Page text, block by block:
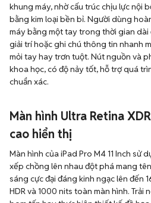
khung máy, nhờ cấu trúc chịu lực nội
bằng kim loại bền bỉ. Người dùng
máy bằng một tay trong thời gian dài
giải trí hoặc ghi chú thông tin nhanh
mỏi tay hay trơn tuột. Nút nguồn và
khoa học, có độ nảy tốt, hỗ trợ quá
chuẩn xác.
Màn hình Ultra Retina
cao hiển thị
Màn hình của iPad Pro M4 11 Inch sử
xếp chồng lên nhau đột phá mang
sáng cực đại đáng kinh ngạc lên đến
HDR và 1000 nits toàn màn hình. Trải